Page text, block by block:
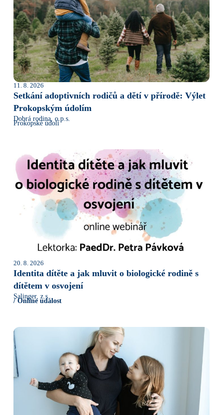
11. 8. 2026
Setkání adoptivních rodičů a dětí v přírodě: Výlet
Prokopským údolím
Dobrá rodina, o.p.s.
Prokopské údolí
20. 8. 2026
Identita dítěte a jak mluvit o biologické rodině s
dítětem v osvojení
Salinger, z.s.
/ Online událost